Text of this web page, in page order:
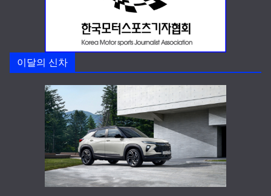
이달의 신차